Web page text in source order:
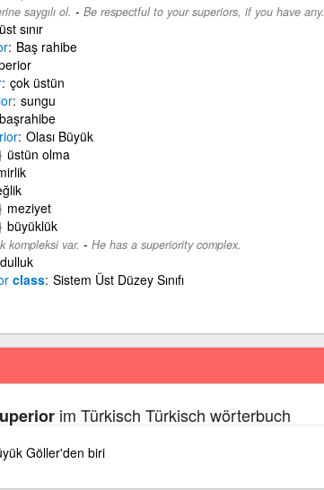
saygılı ol. - Be respectful to your superiors, if you have any.
üst sınır
Baş rahibe
çok üstün
sungu
başrahibe
Olası Büyük
üstün olma
meziyet
büyüklük
kompleksi var. - He has a superiority complex.
class Sistem Üst Düzey Sınıfı
im Türkisch Türkisch wörterbuch
Göller'den biri